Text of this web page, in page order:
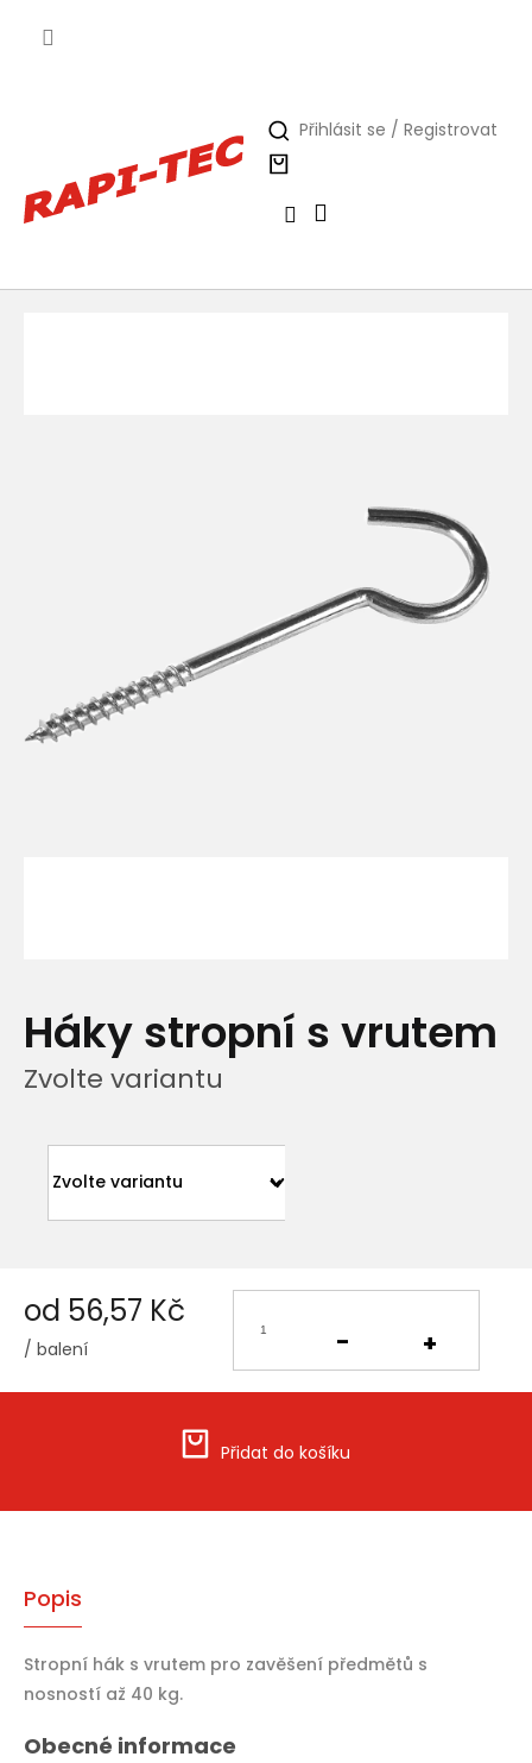
Přihlásit se / Registrovat
Háky stropní s vrutem
Zvolte variantu
od 56,57 Kč
/ balení
cena:
Přidat do košíku
Popis
Stropní hák s vrutem pro zavěšení předmětů s
nosností až 40 kg.